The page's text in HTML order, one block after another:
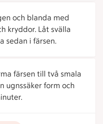
och blanda med
kryddor. Låt svälla
sedan i färsen.
färsen till två smala
ugnssäker form och